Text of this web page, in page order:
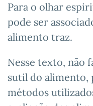
Para o olhar
pode ser
alimento traz.
Nesse texto, não
sutil do alimento,
métodos